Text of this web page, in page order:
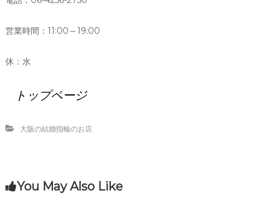
営業時間：11:00～19:00
休：水
トップページ
大阪の結婚指輪のお店
You May Also Like